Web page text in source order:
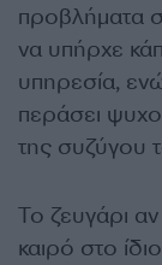
προβλήματα
να υπήρχε
υπηρεσία,
περάσει
της συζύγου
Το ζευγάρι
καιρό στο